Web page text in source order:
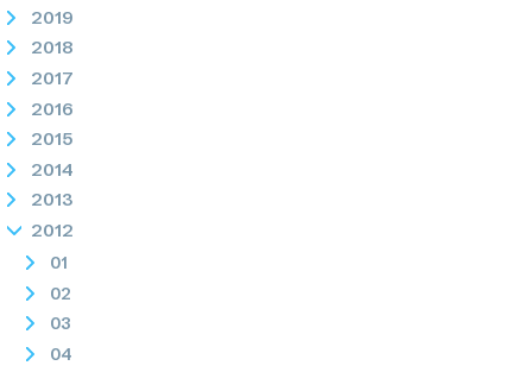
2019
2018
2017
2016
2015
2014
2013
2012
01
02
03
04